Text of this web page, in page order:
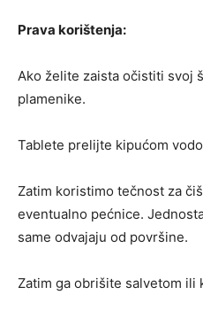
Prava korištenja:
Ako želite zaista očistiti svoj
plamenike.
Tablete prelijte kipućom
Zatim koristimo tečnost za
eventualno pećnice.
same odvajaju od površine.
Zatim ga obrišite salvetom ili